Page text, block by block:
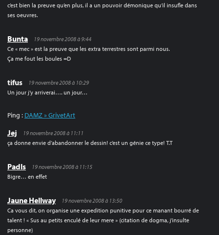
c’est bien la preuve qu’en plus, il a un pouvoir démonique qu’il insufle dans
ses oeuvres.
Bunta
19 novembre 2008 à 9:44
Ce « mec » est la preuve que les extra terrestres sont parmi nous.
Ça me fout les boules =D
tifus
19 novembre 2008 à 10:29
Un jour j’y arriverai…. un jour…
Ping : DAMZ » GrivetArt
Jej
19 novembre 2008 à 11:11
ça donne envie d’abandonner le dessin! c’est un génie ce type! T.T
Padls
19 novembre 2008 à 11:15
Bigre… en effet
Jaune Hellway
19 novembre 2008 à 13:50
Ca vous dit, on organise une expedition punitive pour ce manant bourré de
talent ! « Sus au petits enculé de leur mere » (citation de dogma, j’insulte
personne)